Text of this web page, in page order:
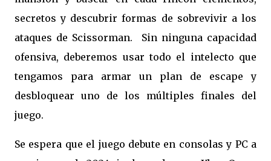
secretos y descubrir formas de sobrevivir a los
ataques de Scissorman. Sin ninguna capacidad
ofensiva, deberemos usar todo el intelecto que
tengamos para armar un plan de escape y
desbloquear uno de los múltiples finales del
juego.
Se espera que el juego debute en consolas y PC a